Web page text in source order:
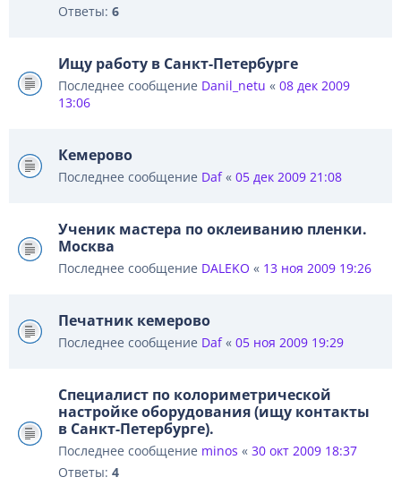
Ответы: 6
Ищу работу в Санкт-Петербурге
Последнее сообщение Danil_netu « 08 дек 2009
13:06
Кемерово
Последнее сообщение Daf« 05 дек 2009 21:08
Ученик мастера по оклеиванию пленки.
Москва
Последнее сообщение DALEKO « 13 ноя 2009 19:26
Печатник кемерово
Последнее сообщение Daf« 05 ноя 2009 19:29
Специалист по колориметрической
настройке оборудования (ищу контакты
в Санкт-Петербурге).
Последнее сообщение minos « 30 окт 2009 18:37
Ответы: 4